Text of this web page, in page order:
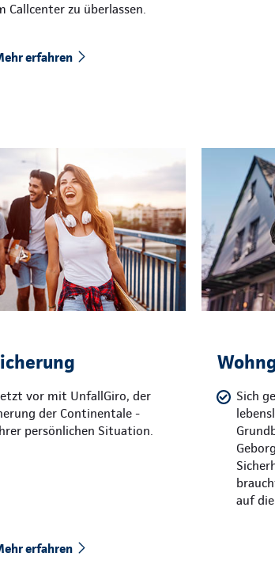
Callcenter zu überlassen.
erfahren
vor mit UnfallGiro, der
der Continentale -
persönlichen Situation.
erfahren
Sich
auf